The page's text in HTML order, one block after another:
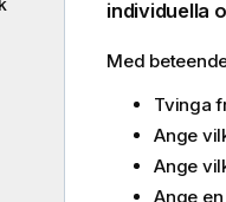
individuella
Med
Tvinga
Ange
Ange
Ange